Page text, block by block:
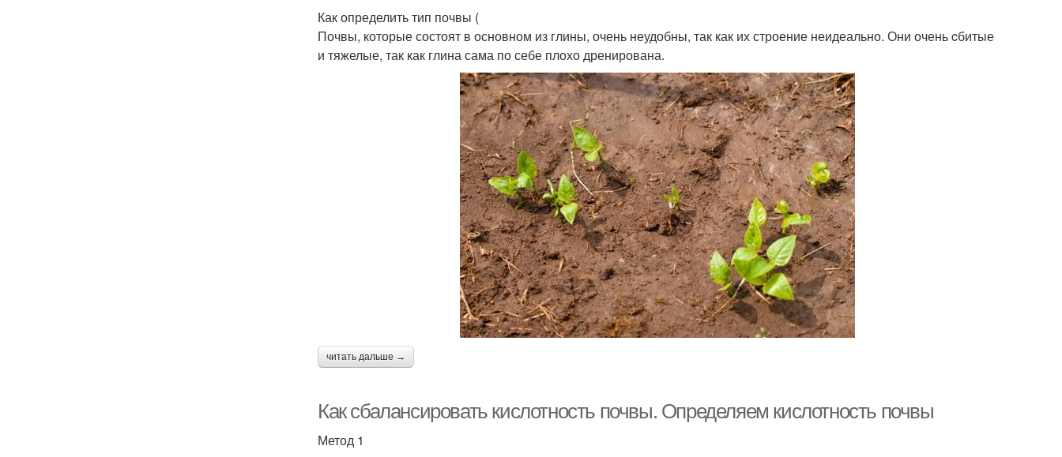
Как определить тип почвы (
Почвы, которые состоят в основном из глины, очень неудобны, так как их строение неидеально. Они очень cбитые
и тяжелые, так как глина сама по себе плохо дренирована.
читать дальше →
Как сбалансировать кислотность почвы. Определяем кислотность почвы
Метод 1